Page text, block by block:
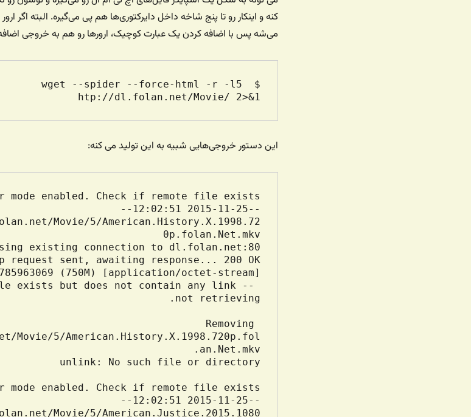
کنه و اینکار رو تا پنج شاخه داخل دایرکتوری‌ها هم پی‌ می‌گیره. البته اگر
می‌شه پس با اضافه کردن یک عبارت کوچیک، ارورها رو هم به خروجی
$ wget --spider --force-html -r -l5
htp://dl.folan.net/Movie/ 2>&1
این دستور خروجی‌هایی شبیه به این تولید می کنه:
Movie/5/American.History.X.1998.72
exists but does not contain any link --
Removing
Movie/5/American.History.X.1998.720p.fol
Movie/5/American.Justice.2015.1080